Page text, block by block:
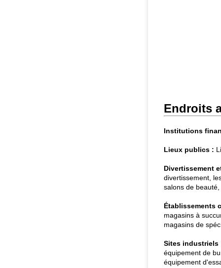
Endroits
Institutions
Lieux publics :
Divertissement
divertissement,
salons de
Établissements
magasins à
magasins de
Sites industriels
équipement de
équipement